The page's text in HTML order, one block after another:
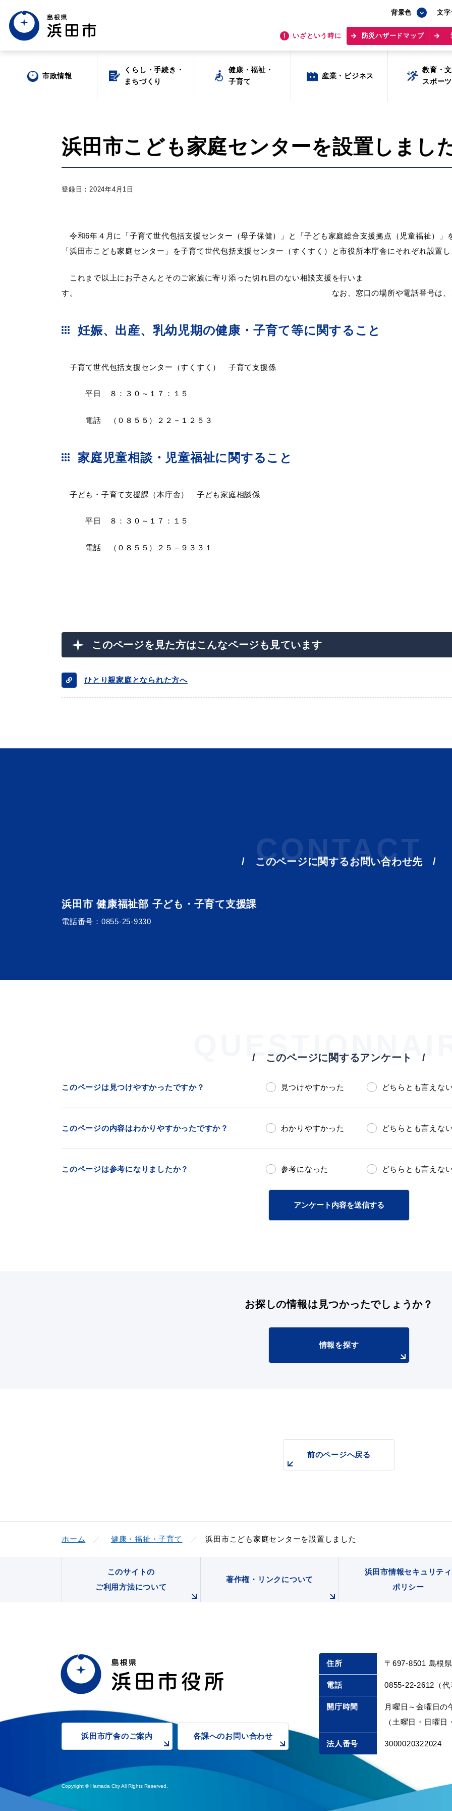
背景色 文
いざという時に 防災ハザードマップ
背景色 文
いざという時に 防災ハザードマップ
市政情報
くらし・手続き・
まちづくり
健康・福祉・
子育て
産業・ビジネス
教育・文
スポーツ
場面から探す
妊娠・出産 子育て 教育
高齢者・介護 おくやみ
届出・証明
各課への
市政情報
くらし・手続き・
まちづくり
健康・福祉・
子育て
産業・ビジネス
教育・文
スポーツ
浜田市こども家庭センターを設置しまし
登録日：2024年4月1日
令和6年４月に「子育て世代包括支援センター（母子保健）」と「子ども家庭総合支援拠点（児童福祉）」
「浜田市こども家庭センター」を子育て世代包括支援センター（すくすく）と市役所本庁舎にそれぞれ設置し
これまで以上にお子さんとそのご家族に寄り添った切れ目のない相談支援を行いま
す。 なお、窓口の場所や電話番号は、これまでどお
妊娠、出産、乳幼児期の健康・子育て等に関すること
子育て世代包括支援センター（すくすく） 子育て支援係
平日 ８：３０～１７：１５
電話 （０８５５）２２－１２５３
家庭児童相談・児童福祉に関すること
子ども・子育て支援課（本庁舎） 子ども家庭相談係
平日 ８：３０～１７：１５
電話 （０８５５）２５－９３３１
このページを見た方はこんなページも見ています
ひとり親家庭となられた方へ
CONTACT
このページに関するお問い合わせ先
浜田市 健康福祉部 子ども・子育て支援課
電話番号： 0855-25-9330
このページに関するアンケート
このページは見つけやすかったですか？ 見つけやすかった どちらとも言えない
このページの内容はわかりやすかったですか？ わかりやすかった どちらとも言えない
このページは参考になりましたか？ 参考になった どちらとも言えない
アンケート内容を送信する
お探しの情報は 見つかったでしょうか？
情報を探す
前のページへ戻る
ホーム 健康・福祉・子育て 浜田市こども家庭センターを設置しました
このサイトの
ご利用方法について
著作権・リンクについて
浜田市情報セキュリティ
ポリシー
浜田市庁舎のご案内 各課へのお問い合わせ
住所 〒697-8501 島根
電話 0855-22-2612（代
開庁時間
月曜日～金曜日の
（土曜日・日曜
法人番号 3000020322024
Copyright © Hamada City All Rights Reserved.